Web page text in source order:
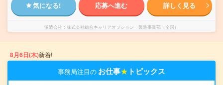
気になる! 応募へ進む 詳しく見る
派遣会社 株式会社綜合キャリアオプション 製造事業部（全国）
8月6日(木)新着!
事務局注目の お仕事★ トピックス